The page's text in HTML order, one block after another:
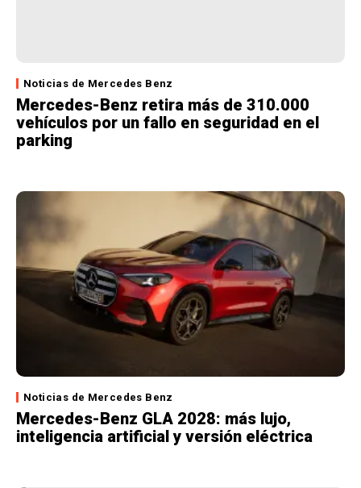
Noticias de Mercedes Benz
Mercedes-Benz retira más de 310.000
vehículos por un fallo en seguridad en el
parking
Noticias de Mercedes Benz
Mercedes-Benz GLA 2028: más lujo,
inteligencia artificial y versión eléctrica